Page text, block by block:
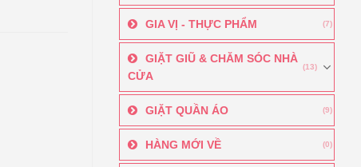
GIA VỊ - THỰC PHẨM (7)
GIẶT GIŨ & CHĂM SÓC NHÀ
CỬA
(13)
GIẶT QUẦN ÁO (9)
HÀNG MỚI VỀ (0)